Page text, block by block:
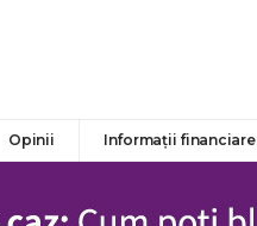
Opinii Informații financiare